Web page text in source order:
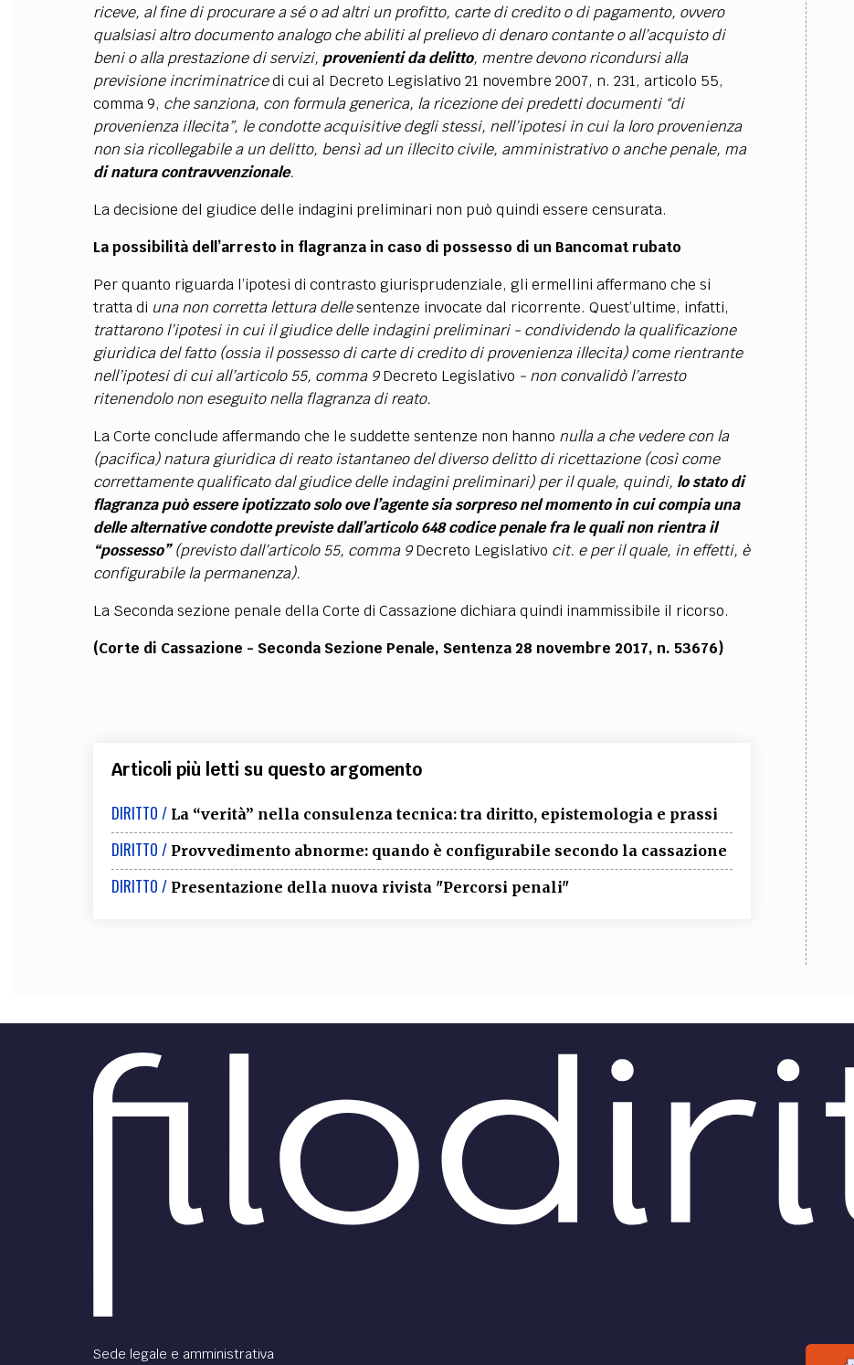
riceve, al fine di procurare a sé o ad altri un profitto, carte di credito o di pagamento, ovvero
qualsiasi altro documento analogo che abiliti al prelievo di denaro contante o all’acquisto di
beni o alla prestazione di servizi, provenienti da delitto, mentre devono ricondursi alla
previsione incriminatricedi cui al Decreto Legislativo 21 novembre 2007, n. 231, articolo 55,
comma 9, che sanziona, con formula generica, la ricezione dei predetti documenti “di
provenienza illecita”, le condotte acquisitive degli stessi, nell’ipotesi in cui la loro provenienza
non sia ricollegabile a un delitto, bensì ad un illecito civile, amministrativo o anche penale, ma
di natura contravvenzionale.
La decisione del giudice delle indagini preliminari non può quindi essere censurata.
La possibilità dell’arresto in flagranza in caso di possesso di un Bancomat rubato
Per quanto riguarda l’ipotesi di contrasto giurisprudenziale, gli ermellini affermano che si
tratta di una non corretta lettura dellesentenze invocate dal ricorrente. Quest’ultime, infatti,
trattarono l’ipotesi in cui il giudice delle indagini preliminari - condividendo la qualificazione
giuridica del fatto (ossia il possesso di carte di credito di provenienza illecita) come rientrante
nell’ipotesi di cui all’articolo 55, comma 9Decreto Legislativo - non convalidò l’arresto
ritenendolo non eseguito nella flagranza di reato.
La Corte conclude affermando che le suddette sentenze non hanno nulla a che vedere con la
(pacifica) natura giuridica di reato istantaneo del diverso delitto di ricettazione (così come
correttamente qualificato dal giudice delle indagini preliminari) per il quale, quindi, lo stato di
flagranza può essere ipotizzato solo ove l’agente sia sorpreso nel momento in cui compia una
delle alternative condotte previste dall’articolo 648 codice penale fra le quali non rientra il
“possesso”(previsto dall’articolo 55, comma 9Decreto Legislativo cit. e per il quale, in effetti, è
configurabile la permanenza).
La Seconda sezione penale della Corte di Cassazione dichiara quindi inammissibile il ricorso.
(Corte di Cassazione - Seconda Sezione Penale, Sentenza 28 novembre 2017, n. 53676)
Articoli più letti su questo argomento
DIRITTO / La “verità” nella consulenza tecnica: tra diritto, epistemologia e prassi
DIRITTO / Provvedimento abnorme: quando è configurabile secondo la cassazione
DIRITTO / Presentazione della nuova rivista "Percorsi penali"
Sede legale e amministrativa